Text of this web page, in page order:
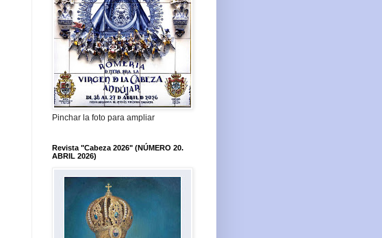
Pinchar la foto para ampliar
Revista "Cabeza 2026" (NÚMERO 20.
ABRIL 2026)